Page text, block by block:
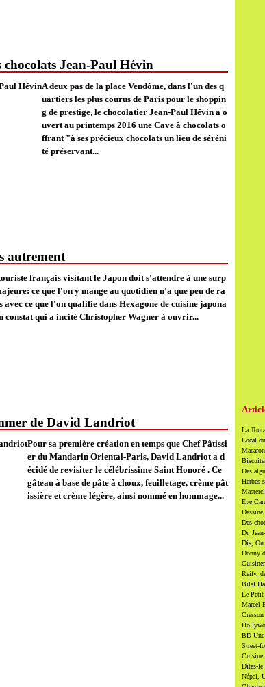
Jean-Paul Hévin
A deux pas de la place Vendôme, dans l'un des q
uartiers les plus courus de Paris pour le shoppin
g de prestige, le chocolatier Jean-Paul Hévin a o
uvert au printemps 2016 une Cave à chocolats o
ffrant "à ses précieux chocolats un lieu de séréni
té préservant...
autrement
français visitant le Japon doit s'attendre à une surp
ce que l'on y mange au quotidien n'a que peu de ra
avec ce que l'on qualifie dans Hexagone de cuisine japona
constat qui a incité Christopher Wagner à ouvrir...
de David Landriot
Pour sa première création en temps que Chef Pâtissi
er du Mandarin Oriental-Paris, David Landriot a d
écidé de revisiter le célébrissime Saint Honoré . Ce
gâteau à base de pâte à choux, feuilletage, crème pât
issière et crème légère, ainsi nommé en hommage...
La
Local
Des
Herbes
Eve
Des
Dr.
Dis, On
Donny
Reify,
Bilal
Le Petit
Marcel
BD Une
Street-
Cuisine
Dites-le
Népal,